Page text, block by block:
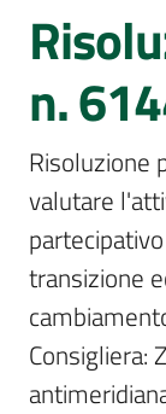
Per
i
media
Per
i
cittadini
n.
Risoluzione
valutare
transizione
Consigliera: